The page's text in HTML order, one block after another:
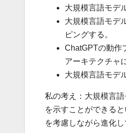
大規模言語モデ
大規模言語モデ
ピングする。
ChatGPTの動作
アーキテクチャ
大規模言語モデ
私の考え：大規模言
を示すことができる
を考慮しながら進化